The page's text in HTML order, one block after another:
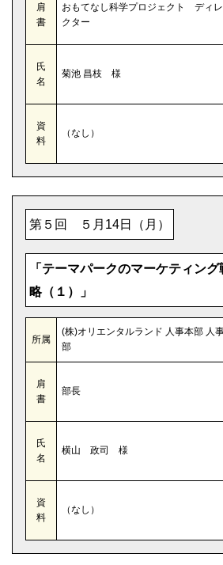
肩
書
おもてなし科学プロジェクト ディレ
クター
氏
名
菊池 昌枝 様
資
料
（なし）
第５回 ５月14日（月）
「テーマパークのマーケティング
略（１）」
所属
(株)オリエンタルランド 人事本部 人
部
肩
書
部長
氏
名
横山 政司 様
資
料
（なし）